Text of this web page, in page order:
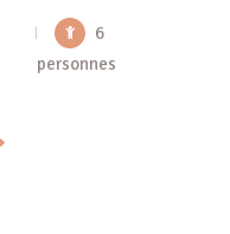
6
personnes